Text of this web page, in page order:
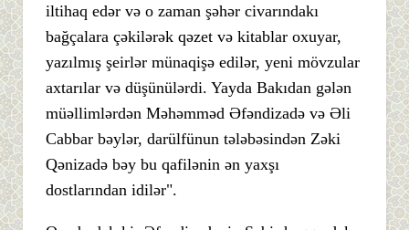
iltihaq edər və o zaman şəhər civarındakı
bağçalara çəkilərək qəzet və kitablar oxuyar,
yazılmış şeirlər münaqişə edilər, yeni mövzular
axtarılar və düşünülərdi. Yayda Bakıdan gələn
müəllimlərdən Məhəmməd Əfəndizadə və Əli
Cabbar bəylər, darülfünun tələbəsindən Zəki
Qənizadə bəy bu qafilənin ən yaxşı
dostlarından idilər".